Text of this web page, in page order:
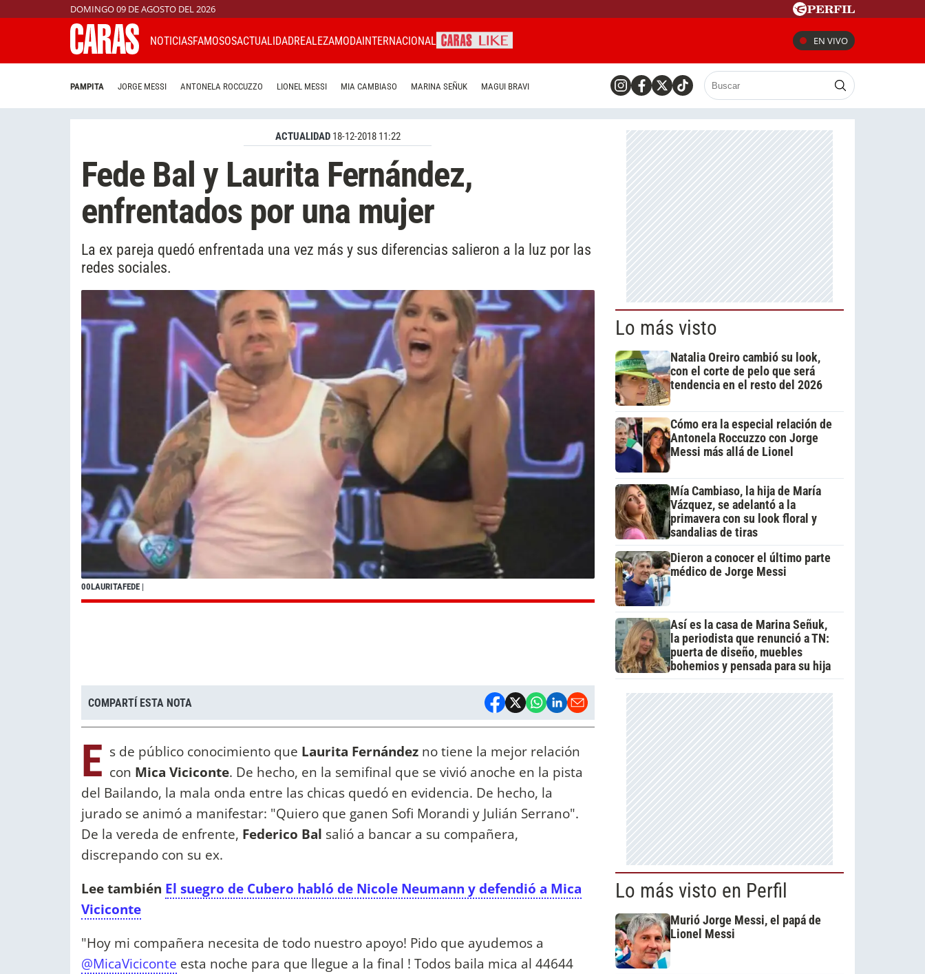
DOMINGO 09 DE AGOSTO DEL 2026
NOTICIASFAMOSOSACTUALIDADREALEZAMODAINTERNACIONAL EN VIVO
PAMPITA JORGE MESSI ANTONELA ROCCUZZO LIONEL MESSI MIA CAMBIASO MARINA SEÑUK MAGUI BRAVI
ACTUALIDAD 18-12-2018 11:22
Fede Bal y Laurita Fernández,
enfrentados por una mujer
La ex pareja quedó enfrentada una vez más y sus diferencias salieron a la luz por las
redes sociales.
00LAURITAFEDE |
COMPARTÍ ESTA NOTA
E s de público conocimiento que Laurita Fernández no tiene la mejor relación
con Mica Viciconte. De hecho, en la semifinal que se vivió anoche en la pista
del Bailando, la mala onda entre las chicas quedó en evidencia. De hecho, la
jurado se animó a manifestar: "Quiero que ganen Sofi Morandi y Julián Serrano".
De la vereda de enfrente, Federico Bal salió a bancar a su compañera,
discrepando con su ex.
Lee también El suegro de Cubero habló de Nicole Neumann y defendió a Mica
Viciconte
"Hoy mi compañera necesita de todo nuestro apoyo! Pido que ayudemos a
@MicaViciconte esta noche para que llegue a la final ! Todos baila mica al 44644
Lo más visto
Natalia Oreiro cambió su look,
con el corte de pelo que será
tendencia en el resto del 2026
Cómo era la especial relación de
Antonela Roccuzzo con Jorge
Messi más allá de Lionel
Mía Cambiaso, la hija de María
Vázquez, se adelantó a la
primavera con su look floral y
sandalias de tiras
Dieron a conocer el último parte
médico de Jorge Messi
Así es la casa de Marina Señuk,
la periodista que renunció a TN:
puerta de diseño, muebles
bohemios y pensada para su hija
Lo más visto en Perfil
Murió Jorge Messi, el papá de
Lionel Messi